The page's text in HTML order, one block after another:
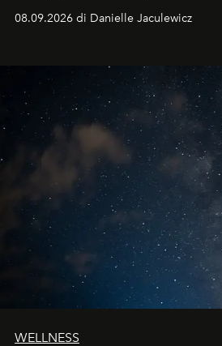
dell'autunno?
08.09.2026 di Danielle Jaculewicz
WELLNESS